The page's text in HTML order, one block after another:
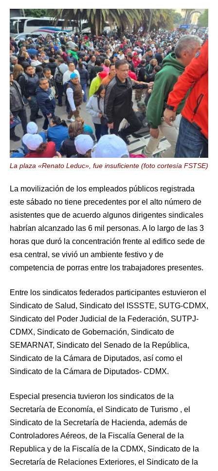
La plaza «Renato Leduc», fue insuficiente (foto cortesía FSTSE)
La movilización de los empleados públicos registrada
este sábado no tiene precedentes por el alto número de
asistentes que de acuerdo algunos dirigentes sindicales
habrían alcanzado las 6 mil personas. A lo largo de las 3
horas que duró la concentración frente al edifico sede de
esa central, se vivió un ambiente festivo y de
competencia de porras entre los trabajadores presentes.
Entre los sindicatos federados participantes estuvieron el
Sindicato de Salud, Sindicato del ISSSTE, SUTG-CDMX,
Sindicato del Poder Judicial de la Federación, SUTPJ-
CDMX, Sindicato de Gobernación, Sindicato de
SEMARNAT, Sindicato del Senado de la República,
Sindicato de la Cámara de Diputados, así como el
Sindicato de la Cámara de Diputados- CDMX.
Especial presencia tuvieron los sindicatos de la
Secretaría de Economía, el Sindicato de Turismo , el
Sindicato de la Secretaría de Hacienda, además de
Controladores Aéreos, de la Fiscalía General de la
Republica y de la Fiscalía de la CDMX, Sindicato de la
Secretaría de Relaciones Exteriores, el Sindicato de la